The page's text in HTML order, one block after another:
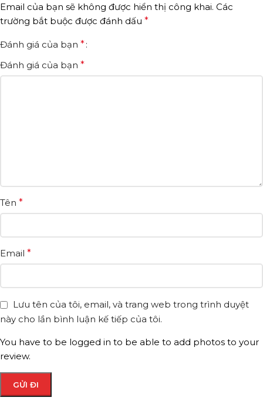
Email của bạn sẽ không được hiển thị công khai. Các
trường bắt buộc được đánh dấu *
Đánh giá của bạn *
Đánh giá của bạn *
Tên *
Email *
Lưu tên của tôi, email, và trang web trong trình duyệt
này cho lần bình luận kế tiếp của tôi.
You have to be logged in to be able to add photos to your
review.